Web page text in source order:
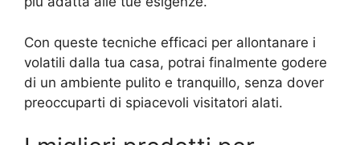
Con queste tecniche efficaci per allontanare i
volatili dalla tua casa, potrai finalmente godere
di un ambiente pulito e tranquillo, senza dover
preoccuparti di spiacevoli visitatori alati.